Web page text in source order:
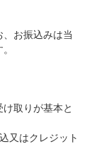
お振込みは当
取りが基本と
又はクレジット